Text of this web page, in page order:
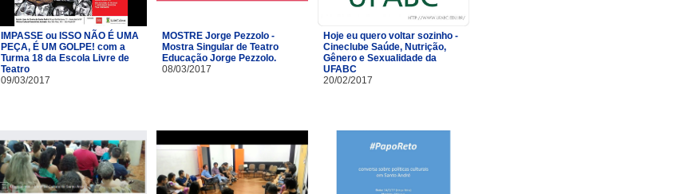
IMPASSE ou ISSO NÃO É UMA
PEÇA, É UM GOLPE! com a
Turma 18 da Escola Livre de
Teatro​
09/03/2017
MOSTRE Jorge Pezzolo -
Mostra Singular de Teatro
Educação Jorge Pezzolo.
08/03/2017
Hoje eu quero voltar sozinho -
Cineclube Saúde, Nutrição,
Gênero e Sexualidade da
UFABC
20/02/2017